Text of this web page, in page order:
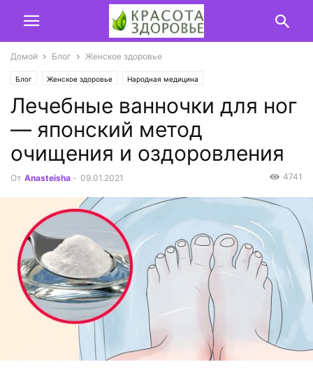
Домой Блог Женское здоровье
Блог Женское здоровье Народная медицина
Лечебные ванночки для ног
— японский метод
очищения и оздоровления
От Anasteisha - 09.01.2021 4741